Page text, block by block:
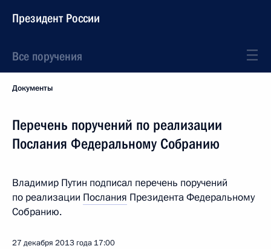
Президент России
Все поручения
Документы
Перечень поручений по реализации
Послания Федеральному Собранию
Владимир Путин подписал перечень поручений
по реализации Послания Президента Федеральному
Собранию.
27 декабря 2013 года 17:00